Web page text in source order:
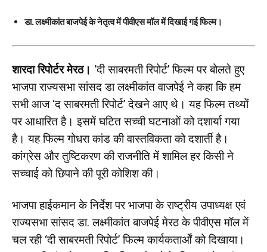
डा. लक्ष्मीकांत बाजपेई के नेतृत्व में पीवीएस मॉल में दिखाई गई फिल्म।
शारदा रिपोर्टर मेरठ। ‘दी साबरमती रिपोर्ट’ फिल्म पर बोलते हुए
भाजपा राज्यसभा सांसद डा लक्ष्मीकांत वाजपेई ने कहा कि हम
सभी आज ‘द साबरमती रिपोर्ट’ देखने आए थे। यह फिल्म तथ्यों
पर आधारित है। इसमें घटित सच्ची घटनाओं को दशार्या गया
है। यह फिल्म गोधरा कांड की वास्तविकता को दशार्ती है।
कांग्रेस और तुष्टिकरण की राजनीति में शामिल हर किसी ने
सच्चाई को छिपाने की पूरी कोशिश की।
भाजपा हाईकमान के निर्देश पर भाजपा के राष्ट्रीय उपाध्यक्ष एवं
राज्यसभा सांसद डा. लक्ष्मीकांत बाजपेई मेरठ के पीवीएस मॉल में
चल रही ‘दी साबरमती रिपोर्ट’ फिल्म कार्यकतार्ओं को दिखाया।